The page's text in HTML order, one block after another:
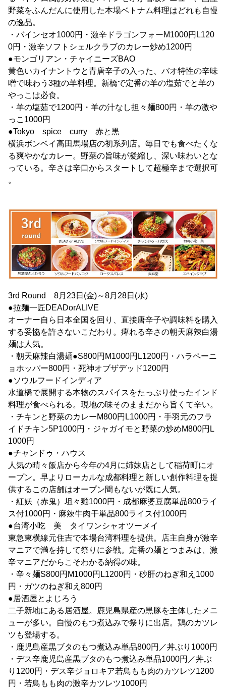
野菜をふんだんに使用した本場ベトナム料理はどれも自慢
の逸品。
・バインセオ1000円・激辛ドラゴンフォーM1000円L120
0円・激辛ソフトシェルクラブのカレー炒め1200円
●モンゴリアン・チャイニーズBAO
黄色いカイナントウと青唐辛子の入った、バオ特性の辛味
噌で味わう3種の羊料理。新橋で定番の羊の塩茹でと羊の
やっこは必食。
・羊の塩茹で1200円・羊の汁なし担々麺800円・羊の激や
っこ1000円
●Tokyo spice curry 赤と黒
横浜ボンベイ高田馬場店の初系列店。毎日でも食べたくな
る爽やかなカレー。野菜の旨味が凝縮し、深い味わいとな
っている。辛さは辛口からスタートして超極辛まで選択可
。
3rd Round 8月23日(金)～8月28日(水)
●拉麺一匠DEADorALIVE
オーナー自ら日本全国を回り、直接唐辛子や調味料を購入
する妥協を許さないこだわり。痺れる辛さの朝天麻辣白湯
麺は人気。
・朝天麻辣白湯麺●S800円M1000円L1200円・ハラペーニ
ョホッパー800円・死神オブザデッド1200円
●ソウルフードインディア
水道橋で展開する本物のスパイスをたっぷり使ったインド
料理が食べられる。現地の味そのままだから旨くて辛い。
・チキンと野菜のカレーM800円L1000円・手羽元のフラ
イドチキン5P1000円・ジャガイモと野菜の炒めM800円L
1000円
●チャンドゥ・ハウス
人気の晴々飯店から今年の4月に姉妹店として稲荷町にオ
ープン。早よりローカルな成都料理と新しい創作料理を提
供するこの店舗はオープン間もないが既に人気。
・紅妖（赤鬼）坦々麺1000円・成都麻婆豆腐単品800ライ
ス付1000円・麻辣牛肉干単品800ライス付1000円
●台湾小吃 美 タイワンシャオツーメイ
東急東横線元住吉で本場台湾料理を提供。店主自身が激辛
マニアで満を持して祭りに参戦。定番の麺とつまみは、激
辛マニアだからこそわかる納得の味。
・辛々麺S800円M1000円L1200円・砂肝のねぎ和え1000
円・ガツのねぎ和え800円
●居酒屋とよじろう
二子新地にある居酒屋。鹿児島県産の黒豚を主体したメニ
ューが多い。自慢のもつ煮込みで祭りに出店。鶏のカツレ
ツも登場する。
・鹿児島産黒ブタのもつ煮込み単品800円／丼ぶり1000円
・デス辛鹿児島産黒ブタのもつ煮込み単品1000円／丼ぶ
り1200円・デス辛ジョロキア若鳥もも肉のカツレツ1200
円・若鳥もも肉の激辛カツレツ1000円